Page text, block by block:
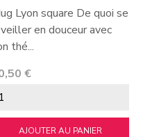
Lyon square De quoi se
en douceur avec
thé...
€
AJOUTER AU PANIER